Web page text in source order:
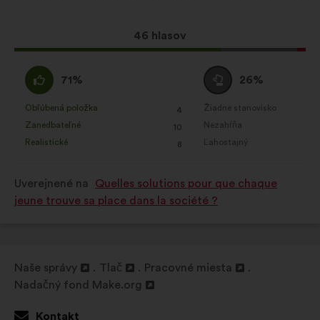
Tento
návrh
46 hlasov
Súhlasím
:
71%
Obľúbená položka
: 4
krát
Zanedbateľné
: 10
krát
Realistické
: 8
krát
Neutrálny
hlas
:
26%
Žiadne stanovisko
:krát
Nezahŕňa
:krát
Ľahostajný
:krát
Uverejnené na
Quelles solutions pour que chaque
jeune trouve sa place dans la société ?
Naše správy
Otvorenie
novej
Tlač
Otvorenie
Pracovné miesta
na
Nadačný fond Make.org
Otvorenie
na
Kontakt
Sociálne siete:súbory cookie,
náš dopad prostredníctvom